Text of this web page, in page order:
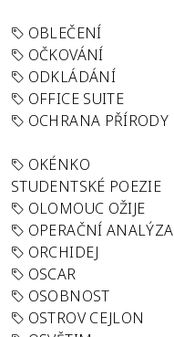
OBLEČENÍ
OČKOVÁNÍ
ODKLÁDÁNÍ
OFFICE SUITE
OCHRANA PŘÍRODY
OKÉNKO
STUDENTSKÉ POEZIE
OLOMOUC OŽIJE
OPERAČNÍ ANALÝZA
ORCHIDEJ
OSCAR
OSOBNOST
OSTROV CEJLON